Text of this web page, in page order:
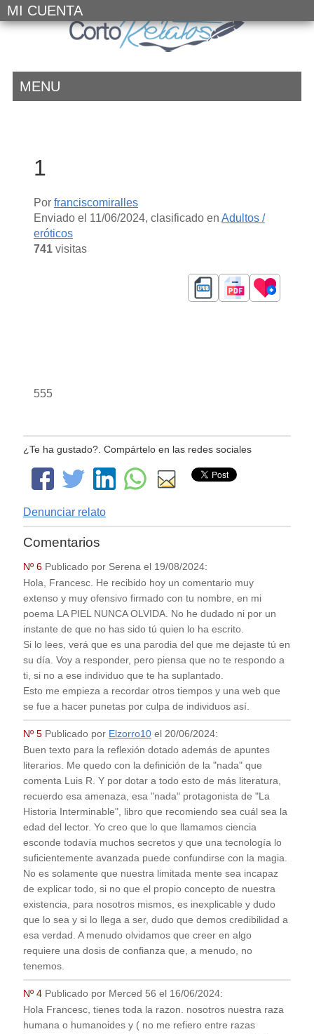
MI CUENTA
MENU
1
Por franciscomiralles
Enviado el 11/06/2024, clasificado en Adultos /
eróticos
741visitas
555
¿Te ha gustado?. Compártelo en las redes sociales
Denunciar relato
Comentarios
Nº 6Publicado por Serena el 19/08/2024:
Hola, Francesc. He recibido hoy un comentario muy
extenso y muy ofensivo firmado con tu nombre, en mi
poema LA PIEL NUNCA OLVIDA. No he dudado ni por un
instante de que no has sido tú quien lo ha escrito.
Si lo lees, verá que es una parodia del que me dejaste tú en
su día. Voy a responder, pero piensa que no te respondo a
ti, si no a ese individuo que te ha suplantado.
Esto me empieza a recordar otros tiempos y una web que
se fue a hacer punetas por culpa de individuos así.
Nº 5Publicado por Elzorro10el 20/06/2024:
Buen texto para la reflexión dotado además de apuntes
literarios. Me quedo con la definición de la "nada" que
comenta Luis R. Y por dotar a todo esto de más literatura,
recuerdo esa amenaza, esa "nada" protagonista de "La
Historia Interminable", libro que recomiendo sea cuál sea la
edad del lector. Yo creo que lo que llamamos ciencia
esconde todavía muchos secretos y que una tecnología lo
suficientemente avanzada puede confundirse con la magia.
No es solamente que nuestra limitada mente sea incapaz
de explicar todo, si no que el propio concepto de nuestra
existencia, para nosotros mismos, es inexplicable y dudo
que lo sea y si lo llega a ser, dudo que demos credibilidad a
esa verdad. A menudo olvidamos que creer en algo
requiere una dosis de confianza que, a menudo, no
tenemos.
Nº 4Publicado por Merced 56 el 16/06/2024:
Hola Francesc, tienes toda la razon. nosotros nuestra raza
humana o humanoides y ( no me refiero entre razas